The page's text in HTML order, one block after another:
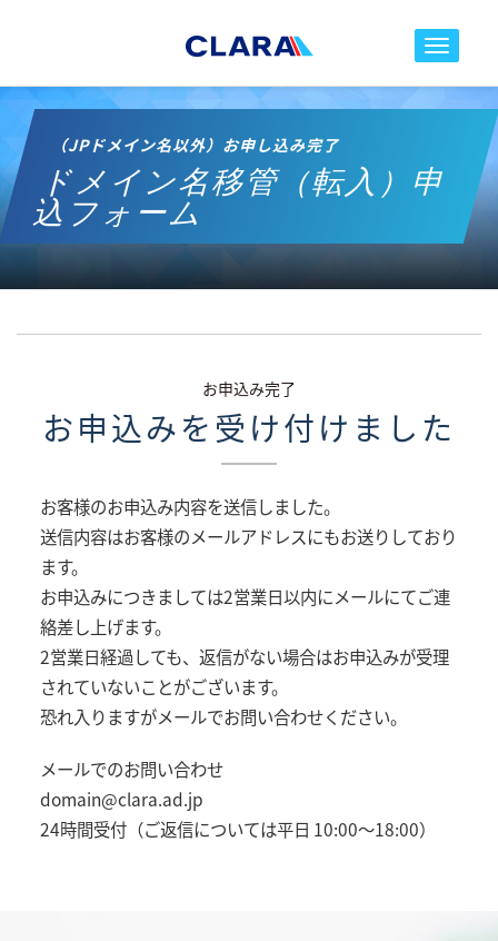
toggle
（JPドメイン名以外）お申し込み完了
ドメイン名移管（転入）申
込フォーム
お申込み完了
お申込みを受け付けました
お客様のお申込み内容を送信しました。
送信内容はお客様のメールアドレスにもお送りしており
ます。
お申込みにつきましては2営業日以内にメールにてご連
絡差し上げます。
2営業日経過しても、返信がない場合はお申込みが受理
されていないことがございます。
恐れ入りますがメールでお問い合わせください。
メールでのお問い合わせ
domain@clara.ad.jp
24時間受付（ご返信については平日 10:00～18:00）